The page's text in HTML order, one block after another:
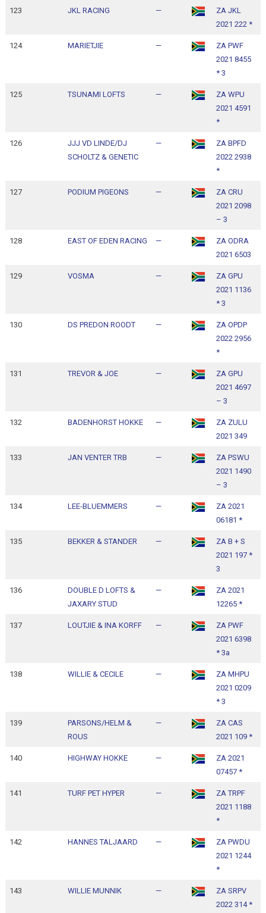
123 JKL RACING —
ZA JKL
2021 222 *
124 MARIETJIE —
ZA PWF
2021 8455
* 3
125 TSUNAMI LOFTS —
ZA WPU
2021 4591
*
126
JJJ VD LINDE/DJ
SCHOLTZ & GENETIC
—
ZA BPFD
2022 2938
*
127 PODIUM PIGEONS —
ZA CRU
2021 2098
– 3
128 EAST OF EDEN RACING —
ZA ODRA
2021 6503
129 VOSMA —
ZA GPU
2021 1136
* 3
130 DS PREDON ROODT —
ZA OPDP
2022 2956
*
131 TREVOR & JOE —
ZA GPU
2021 4697
– 3
132 BADENHORST HOKKE —
ZA ZULU
2021 349
133 JAN VENTER TRB —
ZA PSWU
2021 1490
– 3
134 LEE-BLUEMMERS —
ZA 2021
06181 *
135 BEKKER & STANDER —
ZA B + S
2021 197 *
3
136
DOUBLE D LOFTS &
JAXARY STUD
—
ZA 2021
12265 *
137 LOUTJIE & INA KORFF —
ZA PWF
2021 6398
* 3a
138 WILLIE & CECILE —
ZA MHPU
2021 0209
* 3
139
PARSONS/HELM &
ROUS
—
ZA CAS
2021 109 *
140 HIGHWAY HOKKE —
ZA 2021
07457 *
141 TURF PET HYPER —
ZA TRPF
2021 1188
*
142 HANNES TALJAARD —
ZA PWDU
2021 1244
*
143 WILLIE MUNNIK —
ZA SRPV
2022 314 *